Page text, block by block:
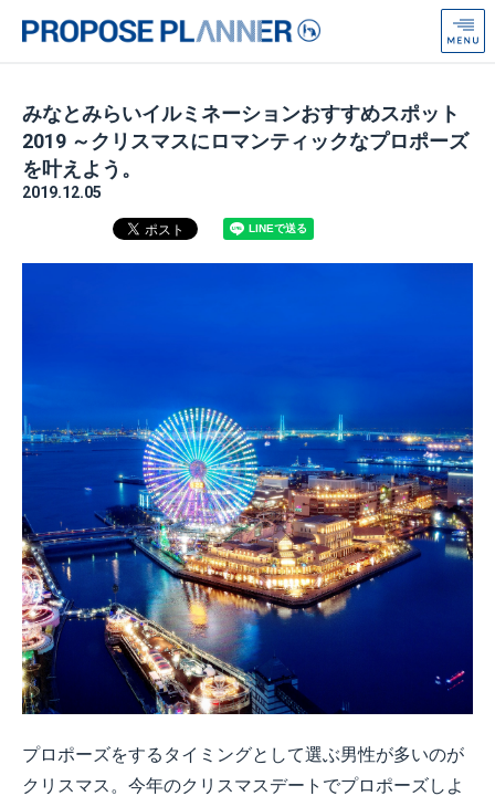
ロ
ズ
プ
ナ
みなとみらいイルミネーションおすすめスポット
2019 ～クリスマスにロマンティックなプロポーズ
を叶えよう。
2019.12.05
プロポーズをするタイミングとして選ぶ男性が多いのが
クリスマス。今年のクリスマスデートでプロポーズしよ